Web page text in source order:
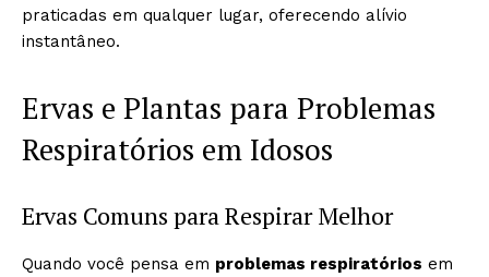
praticadas em qualquer lugar, oferecendo alívio
instantâneo.
Ervas e Plantas para Problemas
Respiratórios em Idosos
Ervas Comuns para Respirar Melhor
Quando você pensa em problemas respiratórios em